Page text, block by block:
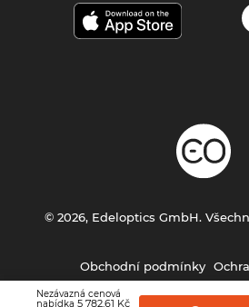
Nezávazná cenová
nabídka 5 782,61 Kč
Obchodní podmínky
© 2026, Edeloptics GmbH.